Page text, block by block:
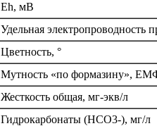
Еh, мВ
Удельная электропроводность
Цветность, °
Мутность «по формазину»,
Жесткость общая, мг-экв/л
Гидрокарбонаты (HCO3-), мг/л